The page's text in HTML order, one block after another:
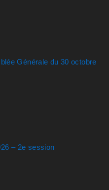
Générale du 30 octobre
– 2e session